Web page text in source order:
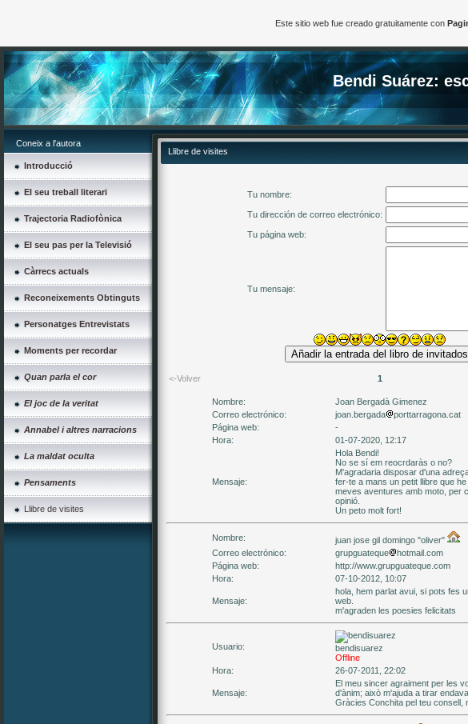
Bendi Suárez:
Coneix a l'autora
Introducció
El seu treball literari
Trajectoria Radiofònica
El seu pas per la Televisió
Càrrecs actuals
Reconeixements Obtinguts
Personatges Entrevistats
Moments per recordar
Quan parla el cor
El joc de la veritat
Annabel i altres narracions
La maldat oculta
Pensaments
Llibre de visites
Llibre de visites
Tu nombre:
Tu dirección de correo electrónico:
Tu página web:
Tu mensaje:
<-Volver 1
Nombre:
Joan Bergadà Gimenez
Correo electrónico:
joan.bergada
porttarragona.cat
Página web:
-
Hora:
01-07-2020, 12:17
Mensaje:
Hola Bendi!
No se sí em reocrdaràs o no?
M'agradaria disposar d'una
fer-te a mans un petit llibre que
meves aventures amb moto, per
opinió.
Un peto molt fort!
Nombre:
juan jose gil domingo "oliver"
Correo electrónico:
grupguateque
hotmail.com
Página web:
http://www.grupguateque.com
Hora:
07-10-2012, 10:07
Mensaje:
hola, hem parlat avui, si pots fes
web.
m'agraden les poesies felicitats
Usuario:
bendisuarez
Offline
Hora:
26-07-2011, 22:02
Mensaje:
El meu sincer agraiment per les
d'ànim; això m'ajuda a tirar
Gràcies Conchita pel teu consell,
Este sitio web fue creado gratuitamente con